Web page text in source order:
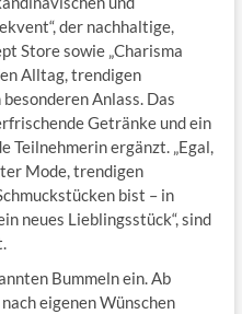
der nachhaltige,
Store sowie „Charisma
Alltag, trendigen
Anlass. Das
Getränke und ein
Teilnehmerin ergänzt. „Egal,
Mode, trendigen
bist – in
neues Lieblingsstück“, sind
Bummeln ein. Ab
eigenen Wünschen